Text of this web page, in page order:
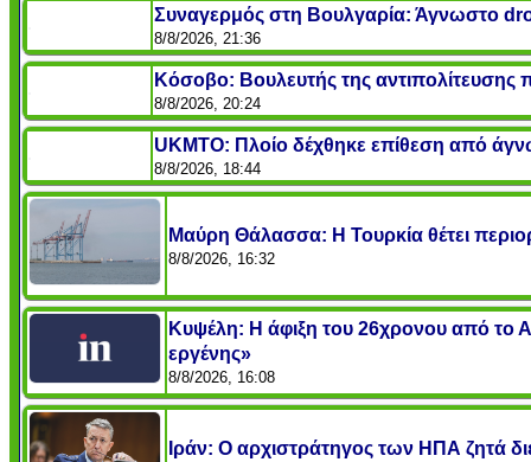
Συναγερμός στη Βουλγαρία: Άγνωστο
8/8/2026, 21:36
Κόσοβο: Βουλευτής της
8/8/2026, 20:24
UKMTO: Πλοίο δέχθηκε επίθεση από
8/8/2026, 18:44
Μαύρη Θάλασσα: Η Τουρκία θέτει
8/8/2026, 16:32
Κυψέλη: Η άφιξη του 26χρονου από το
εργένης»
8/8/2026, 16:08
Ιράν: Ο αρχιστράτηγος των ΗΠΑ ζητά